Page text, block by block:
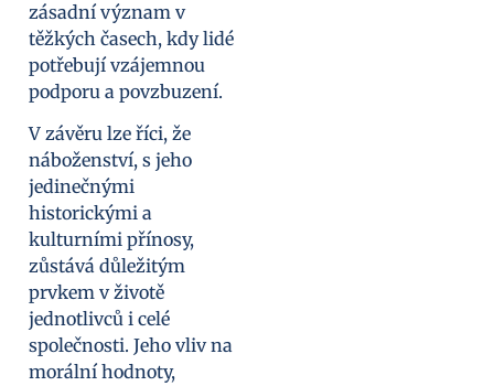
zásadní význam v
těžkých časech, kdy lidé
potřebují vzájemnou
podporu a povzbuzení.
V závěru lze říci, že
náboženství, s jeho
jedinečnými
historickými a
kulturními přínosy,
zůstává důležitým
prvkem v životě
jednotlivců i celé
společnosti. Jeho vliv na
morální hodnoty,